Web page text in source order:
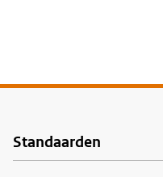
Voet
Standaarden